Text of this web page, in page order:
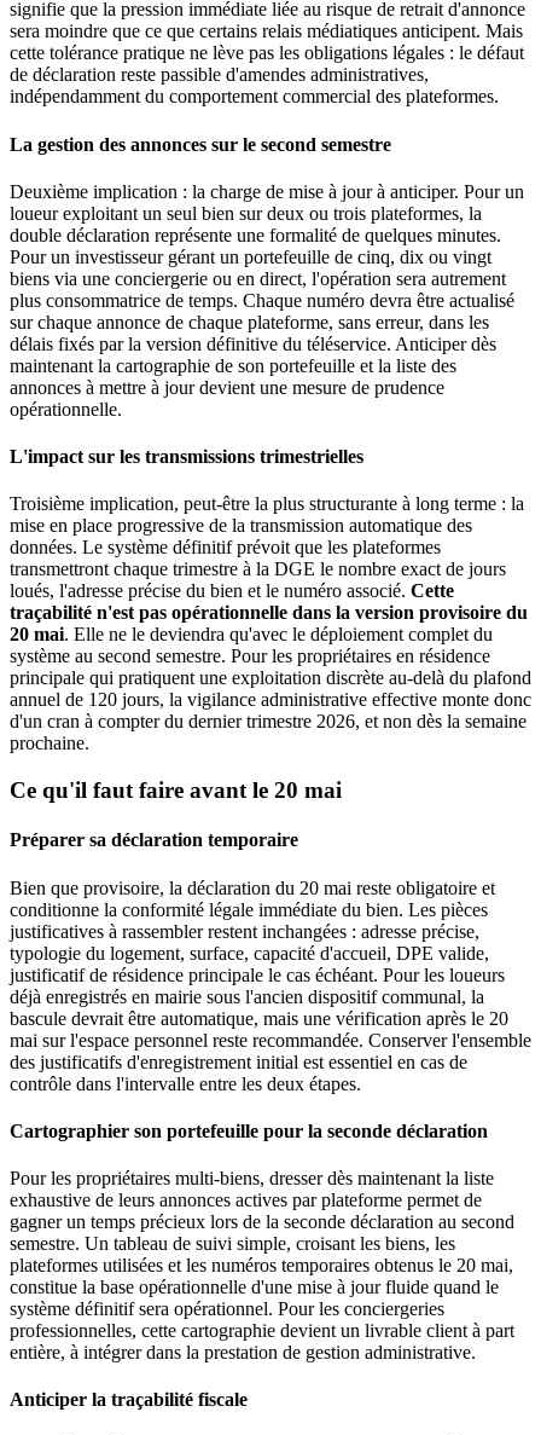
signifie que la pression immédiate liée au risque de retrait d'annonce
sera moindre que ce que certains relais médiatiques anticipent. Mais
cette tolérance pratique ne lève pas les obligations légales : le défaut
de déclaration reste passible d'amendes administratives,
indépendamment du comportement commercial des plateformes.
La gestion des annonces sur le second semestre
Deuxième implication : la charge de mise à jour à anticiper. Pour un
loueur exploitant un seul bien sur deux ou trois plateformes, la
double déclaration représente une formalité de quelques minutes.
Pour un investisseur gérant un portefeuille de cinq, dix ou vingt
biens via une conciergerie ou en direct, l'opération sera autrement
plus consommatrice de temps. Chaque numéro devra être actualisé
sur chaque annonce de chaque plateforme, sans erreur, dans les
délais fixés par la version définitive du téléservice. Anticiper dès
maintenant la cartographie de son portefeuille et la liste des
annonces à mettre à jour devient une mesure de prudence
opérationnelle.
L'impact sur les transmissions trimestrielles
Troisième implication, peut-être la plus structurante à long terme : la
mise en place progressive de la transmission automatique des
données. Le système définitif prévoit que les plateformes
transmettront chaque trimestre à la DGE le nombre exact de jours
loués, l'adresse précise du bien et le numéro associé. Cette
traçabilité n'est pas opérationnelle dans la version provisoire du
20 mai. Elle ne le deviendra qu'avec le déploiement complet du
système au second semestre. Pour les propriétaires en résidence
principale qui pratiquent une exploitation discrète au-delà du plafond
annuel de 120 jours, la vigilance administrative effective monte donc
d'un cran à compter du dernier trimestre 2026, et non dès la semaine
prochaine.
Ce qu'il faut faire avant le 20 mai
Préparer sa déclaration temporaire
Bien que provisoire, la déclaration du 20 mai reste obligatoire et
conditionne la conformité légale immédiate du bien. Les pièces
justificatives à rassembler restent inchangées : adresse précise,
typologie du logement, surface, capacité d'accueil, DPE valide,
justificatif de résidence principale le cas échéant. Pour les loueurs
déjà enregistrés en mairie sous l'ancien dispositif communal, la
bascule devrait être automatique, mais une vérification après le 20
mai sur l'espace personnel reste recommandée. Conserver l'ensemble
des justificatifs d'enregistrement initial est essentiel en cas de
contrôle dans l'intervalle entre les deux étapes.
Cartographier son portefeuille pour la seconde déclaration
Pour les propriétaires multi-biens, dresser dès maintenant la liste
exhaustive de leurs annonces actives par plateforme permet de
gagner un temps précieux lors de la seconde déclaration au second
semestre. Un tableau de suivi simple, croisant les biens, les
plateformes utilisées et les numéros temporaires obtenus le 20 mai,
constitue la base opérationnelle d'une mise à jour fluide quand le
système définitif sera opérationnel. Pour les conciergeries
professionnelles, cette cartographie devient un livrable client à part
entière, à intégrer dans la prestation de gestion administrative.
Anticiper la traçabilité fiscale